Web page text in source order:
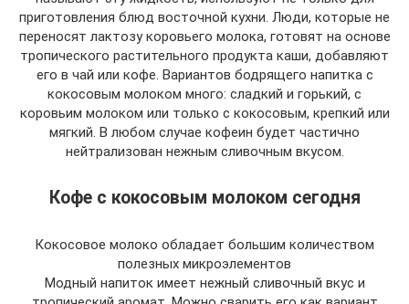
приготовления блюд восточной кухни. Люди, которые не
переносят лактозу коровьего молока, готовят на основе
тропического растительного продукта каши, добавляют
его в чай или кофе. Вариантов бодрящего напитка с
кокосовым молоком много: сладкий и горький, с
коровьим молоком или только с кокосовым, крепкий или
мягкий. В любом случае кофеин будет частично
нейтрализован нежным сливочным вкусом.
Кофе с кокосовым молоком сегодня
Кокосовое молоко обладает большим количеством
полезных микроэлементов
Модный напиток имеет нежный сливочный вкус и